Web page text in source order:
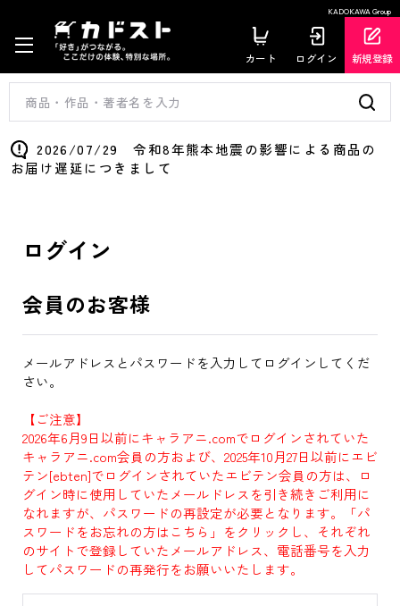
KADOKAWA Group
カート ログイン 新規登録
2026/07/29 令和8年熊本地震の影響による商品の
お届け遅延につきまして
ログイン
会員のお客様
メールアドレスとパスワードを入力してログインしてくだ
さい。
【ご注意】
2026年6月9日以前にキャラアニ.comでログインされていた
キャラアニ.com会員の方および、2025年10月27日以前にエビ
テン[ebten]でログインされていたエビテン会員の方は、ロ
グイン時に使用していたメールドレスを引き続きご利用に
なれますが、パスワードの再設定が必要となります。「パ
スワードをお忘れの方はこちら」をクリックし、それぞれ
のサイトで登録していたメールアドレス、電話番号を入力
してパスワードの再発行をお願いいたします。